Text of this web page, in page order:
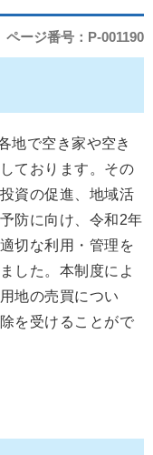
ページ番号：P-001190
地で空き家や空き
ております。その
資の促進、地域活
防に向け、令和2年
切な利用・管理を
した。本制度によ
地の売買につい
を受けることがで